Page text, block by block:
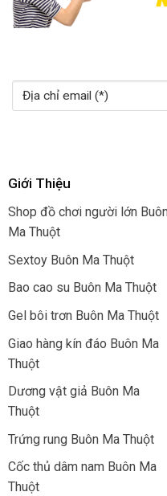
Giới Thiệu
Shop đồ chơi người lớn
Ma Thuột
Sextoy Buôn Ma Thuột
Bao cao su Buôn Ma Thuột
Gel bôi trơn Buôn Ma Thuột
Giao hàng kín đáo Buôn Ma
Thuột
Dương vật giả Buôn Ma
Thuột
Trứng rung Buôn Ma Thuột
Cốc thủ dâm nam Buôn Ma
Thuột